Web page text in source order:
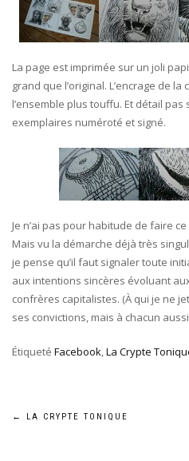
La page est imprimée sur un joli
grand que l’original. L’encrage de
l’ensemble plus touffu. Et détail pas
exemplaires numéroté et signé.
Je n’ai pas pour habitude de faire
Mais vu la démarche déjà très
je pense qu’il faut signaler toute
aux intentions sincères évoluant
confrères capitalistes. (À qui je ne
ses convictions, mais à chacun
Étiqueté Facebook,La Crypte
Navigation
← LA CRYPTE TONIQUE